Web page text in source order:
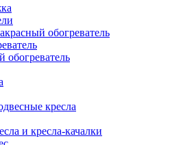
обогреватель
обогреватель
кресла
и кресла-качалки